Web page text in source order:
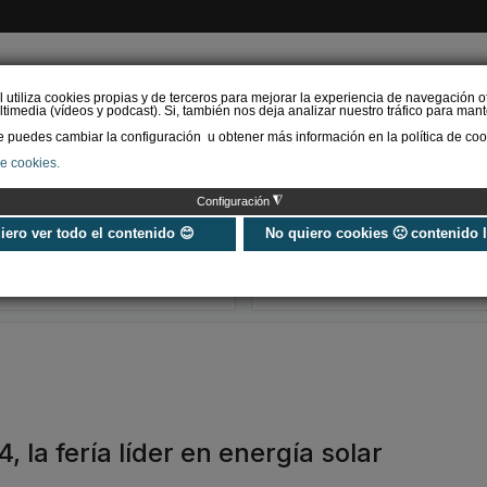
utiliza cookies propias y de terceros para mejorar la experiencia de navegación
(vídeos y podcast). Si, también nos deja analizar nuestro tráfico para
puedes cambiar la configuración u obtener más información en la política de
cookies.
Configuración ◮
ver todo el contenido 😊 No quiero cookies 🙁 contenido
RENOVABLES
Aerotermia y certificación
energética: adiós a la
dieta que solo contaba
Ayudas y
para
¿Cómo agilizar
la fería líder en energía solar